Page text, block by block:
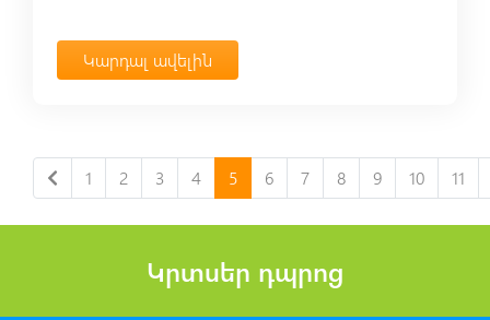
Կարդալ ավելին
1 2 3 4 5 6 7 8 9 10 11
Կրտսեր դպրոց